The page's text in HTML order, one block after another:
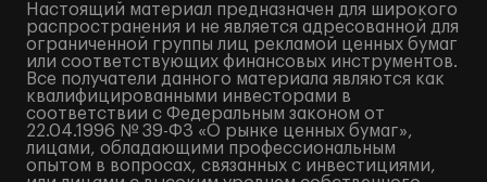
Настоящий материал предназначен для широкого
распространения и не является адресованной для
ограниченной группы лиц рекламой ценных бумаг
или соответствующих финансовых инструментов.
Все получатели данного материала являются как
квалифицированными инвесторами в
соответствии с Федеральным законом от
22.04.1996 № 39-ФЗ «О рынке ценных бумаг»,
лицами, обладающими профессиональным
опытом в вопросах, связанных с инвестициями,